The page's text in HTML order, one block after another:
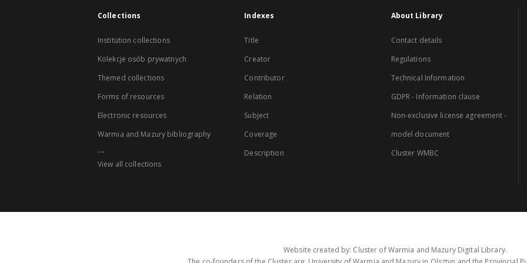
Collections
Institution collections
Kolekcje osób prywatnych
Themed collections
Forms of resources
Electronic resources
Warmia and Mazury bibliography
...
View all collections
Indexes
Title
Creator
Contributor
Relation
Subject
Coverage
Description
About Library
Contact details
Regulations
Technical Information
GDPR - Information clause
Non-exclusive license agreement -
model document
Cluster WMBC
Website created by: Cluster of Warmia and Mazury Digital Library.